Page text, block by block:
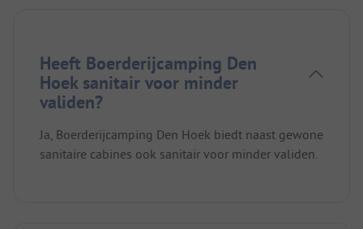
Heeft Boerderijcamping Den
Hoek sanitair voor minder
validen?
Ja, Boerderijcamping Den Hoek biedt naast gewone
sanitaire cabines ook sanitair voor minder validen.